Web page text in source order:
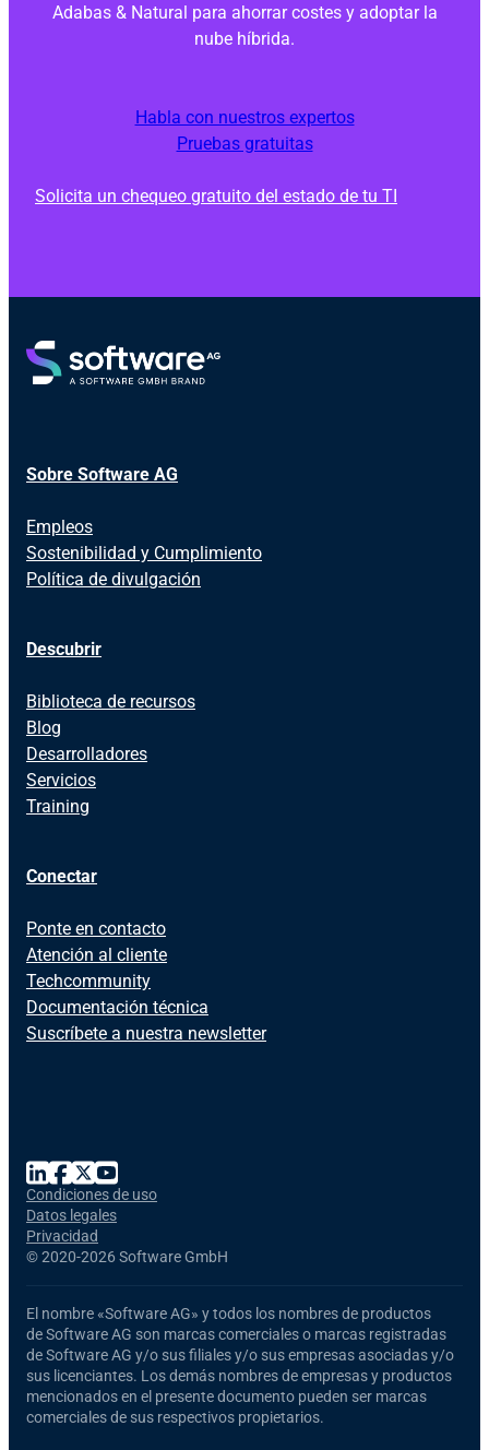
Adabas & Natural para ahorrar costes y adoptar la
nube híbrida.
Habla con nuestros expertos
Pruebas gratuitas
Solicita un chequeo gratuito del estado de tu TI
Sobre Software AG
Empleos
Sostenibilidad y Cumplimiento
Política de divulgación
Descubrir
Biblioteca de recursos
Blog
Desarrolladores
Servicios
Training
Conectar
Ponte en contacto
Atención al cliente
Techcommunity
Documentación técnica
Suscríbete a nuestra newsletter
©2020-2026 Software GmbH
Condiciones de uso
Datos legales
Privacidad
El nombre«Software AG» y todos los nombres de productos
de Software AG son marcas comerciales o marcas registradas
de Software AG y/o sus filiales y/o sus empresas asociadas y/o
sus licenciantes. Los demás nombres de empresas y productos
mencionados en el presente documento pueden ser marcas
comerciales de sus respectivos propietarios.